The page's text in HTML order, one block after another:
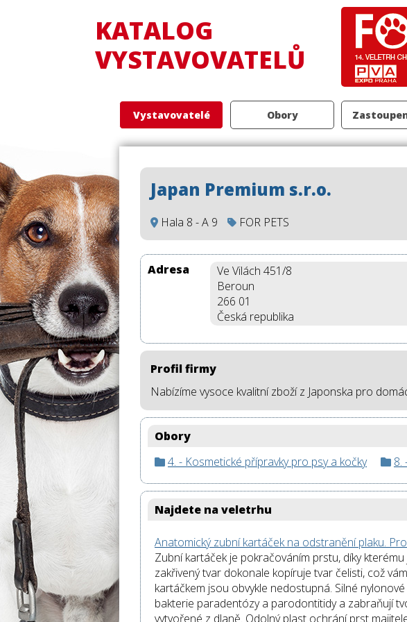
KATALOG
VYSTAVOVATELŮ
Vystavovatelé Obory
Japan Premium s.r.o.
Hala 8 - A 9 FOR PETS
Adresa
Ve Vilách 451/8
Beroun
266 01
Česká republika
Profil firmy
Nabízíme vysoce kvalitní zboží z Japonska pro
Obory
4. - Kosmetické přípravky pro psy a kočky
8.
Najdete na veletrhu
Anatomický zubní kartáček na odstranění plaku.
Zubní kartáček je pokračováním prstu, díky
zakřivený tvar dokonale kopíruje tvar čelisti, což
kartáčkem jsou obvykle nedostupná. Silné
bakterie paradentózy a parodontitidy a zabraňují
vytvořené z dlaně. Odolný plast ochrání prst